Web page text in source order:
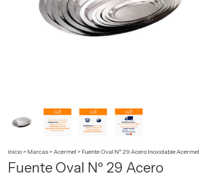
Inicio > Marcas > Acermel > Fuente Oval Nº 29 Acero Inoxidable Acermel
Fuente Oval Nº 29 Acero